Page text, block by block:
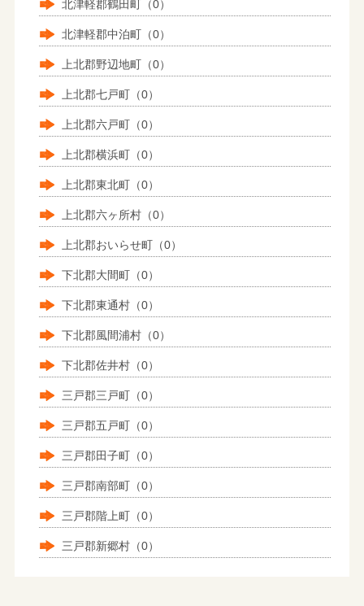
北津軽郡鶴田町（0）
北津軽郡中泊町（0）
上北郡野辺地町（0）
上北郡七戸町（0）
上北郡六戸町（0）
上北郡横浜町（0）
上北郡東北町（0）
上北郡六ヶ所村（0）
上北郡おいらせ町（0）
下北郡大間町（0）
下北郡東通村（0）
下北郡風間浦村（0）
下北郡佐井村（0）
三戸郡三戸町（0）
三戸郡五戸町（0）
三戸郡田子町（0）
三戸郡南部町（0）
三戸郡階上町（0）
三戸郡新郷村（0）